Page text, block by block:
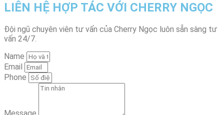
LIÊN HỆ HỢP TÁC VỚI CHERRY NGỌC
Đội ngũ chuyên viên tư vấn của Cherry Ngọc luôn sẵn sàng tư
vấn 24/7.
Name
Email
Phone